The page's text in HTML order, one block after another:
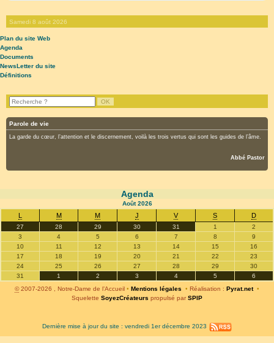
Samedi 8 août 2026
Plan du site Web
Agenda
Documents
NewsLetter du site
Définitions
Parole de vie
La garde du cœur, l’attention et le discernement, voilà les trois vertus qui sont les guides de l’âme.
Abbé Pastor
Agenda
Août2026
M M J V S D
27 28 29 30 31 1
2
3
4 5 6 7 8
9
10
11 12 13 14 15
16
17
18 19 20 21 22
23
24
25 26 27 28 29
30
31
1 2 3 4 5
6
©2007-2026 , Notre-Dame de l’Accueil • Mentions légales • Réalisation : Pyrat.net •
Squelette SoyezCréateurs propulsé par SPIP
Dernière mise à jour du site : vendredi 1er décembre 2023